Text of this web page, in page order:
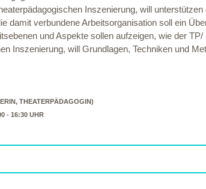
Inszenierung, will
damit verbundene Arbeitsorganisation soll ein
und Aspekte sollen aufzeigen, wie der
Inszenierung, will Grundlagen, Techniken und
THEATERPÄDAGOGIN)
- 16:30 UHR